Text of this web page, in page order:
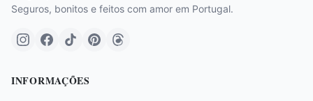
Seguros, bonitos e feitos com amor em Portugal.
INFORMAÇÕES